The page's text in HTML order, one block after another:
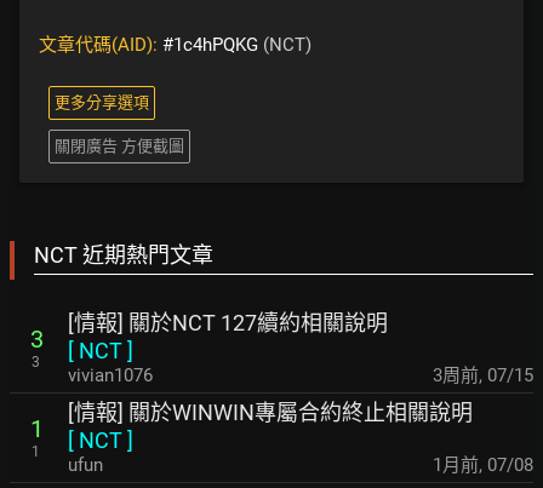
文章代碼(AID): #1c4hPQKG (NCT)
更多分享選項
關閉廣告 方便截圖
NCT 近期熱門文章
3
3
[情報] 關於NCT 127續約相關說明
[ NCT]
vivian1076 3周前, 07/15
1
1
[情報] 關於WINWIN專屬合約終止相關說明
[ NCT]
ufun 1月前, 07/08